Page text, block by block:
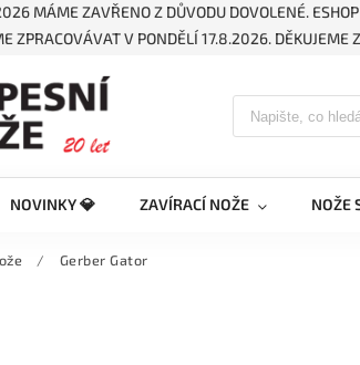
MÁME ZAVŘENO Z DŮVODU DOVOLENÉ.
ZPRACOVÁVAT V PONDĚLÍ 17.8.2026. DĚKUJEME
NOVINKY 💎 ZAVÍRACÍ NOŽE NOŽE
/ Gerber Gator